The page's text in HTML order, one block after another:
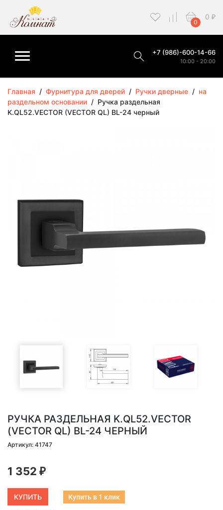
0
0 ₽
+7 (986)-600-14-66
10:00 - 20:00
Главная / Фурнитура для дверей / Ручки дверные / на
раздельном основании / Ручка раздельная
K.QL52.VECTOR (VECTOR QL) BL-24 черный
РУЧКА РАЗДЕЛЬНАЯ K.QL52.VECTOR
(VECTOR QL) BL-24 ЧЕРНЫЙ
Артикул: 41747
1 352 ₽
Купить в 1 клик